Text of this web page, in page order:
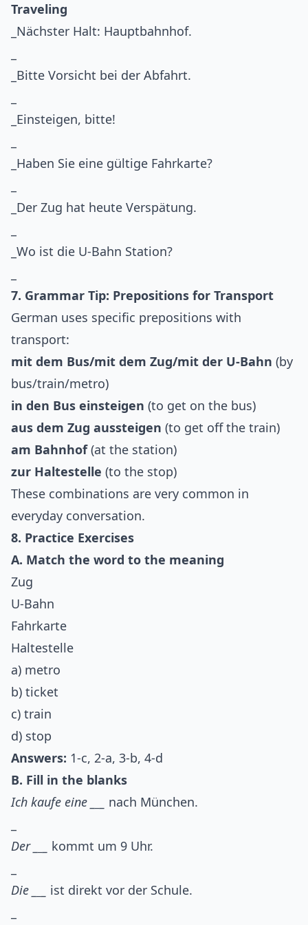
Traveling
_Nächster Halt: Hauptbahnhof.
_Bitte Vorsicht bei der Abfahrt.
_Einsteigen, bitte!
_Haben Sie eine gültige Fahrkarte?
_Der Zug hat heute Verspätung.
_Wo ist die U-Bahn Station?
7. Grammar Tip: Prepositions for Transport
German uses specific prepositions with
transport:
mit dem Bus/mit dem Zug/mit der U-Bahn (by
bus/train/metro)
in den Bus einsteigen (to get on the bus)
aus dem Zug aussteigen (to get off the train)
am Bahnhof(at the station)
zur Haltestelle (to the stop)
These combinations are very common in
everyday conversation.
8. Practice Exercises
A. Match the word to the meaning
Zug
U-Bahn
Fahrkarte
Haltestelle
a) metro
b) ticket
c) train
d) stop
Answers: 1-c, 2-a, 3-b, 4-d
B. Fill in the blanks
Ich kaufe eine _
nach München.
Der _
kommt um 9 Uhr.
Die _
ist direkt vor der Schule.